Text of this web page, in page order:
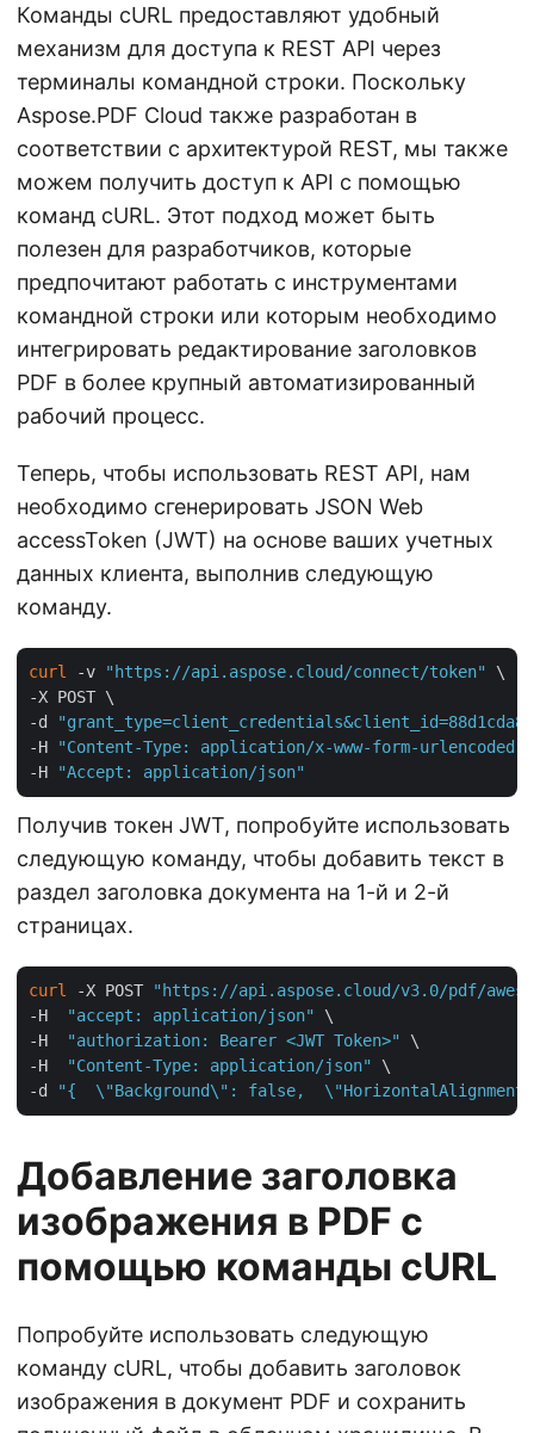
Команды cURL предоставляют удобный
механизм для доступа к REST API через
терминалы командной строки. Поскольку
Aspose.PDF Cloud также разработан в
соответствии с архитектурой REST, мы также
можем получить доступ к API с помощью
команд cURL. Этот подход может быть
полезен для разработчиков, которые
предпочитают работать с инструментами
командной строки или которым необходимо
интегрировать редактирование заголовков
PDF в более крупный автоматизированный
рабочий процесс.
Теперь, чтобы использовать REST API, нам
необходимо сгенерировать JSON Web
accessToken (JWT) на основе ваших учетных
данных клиента, выполнив следующую
команду.
curl -v "https://api.aspose.cloud/connect/token"
\
-X POST \
-d
"grant_type=client_credentials&client_id=88d1cda8-
-H
"Content-Type: application/x-www-form-urlencoded"
-H
"Accept: application/json"
Получив токен JWT, попробуйте использовать
следующую команду, чтобы добавить текст в
раздел заголовка документа на 1-й и 2-й
страницах.
curl -X POST
"https://api.aspose.cloud/v3.0/pdf/
-H
"accept: application/json"
\
-H
"authorization: Bearer <JWT Token>"
\
-H
"Content-Type: application/json"
\
-d
"{  \"Background\": false,
Добавление заголовка
изображения в PDF с
помощью команды cURL
Попробуйте использовать следующую
команду cURL, чтобы добавить заголовок
изображения в документ PDF и сохранить